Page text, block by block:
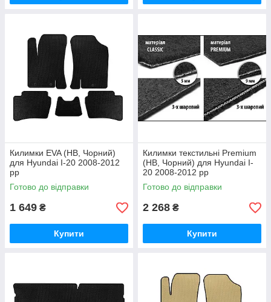
Килимки EVA (HB, Чорний)
для Hyundai I-20 2008-2012
рр
Готово до відправки
1 649 ₴
Купити
Килимки текстильні Premium
(HB, Чорний) для Hyundai I-
20 2008-2012 рр
Готово до відправки
2 268 ₴
Купити